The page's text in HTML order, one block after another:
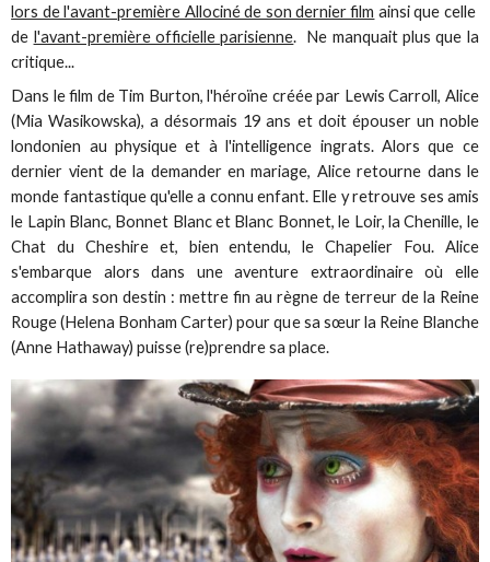
lors de l'avant-première Allociné de son dernier film ainsi que celle
de l'avant-première officielle parisienne. Ne manquait plus que la
critique...
Dans le film de Tim Burton, l'héroïne créée par Lewis Carroll, Alice
(Mia Wasikowska), a désormais 19 ans et doit épouser un noble
londonien au physique et à l'intelligence ingrats. Alors que ce
dernier vient de la demander en mariage, Alice retourne dans le
monde fantastique qu'elle a connu enfant. Elle y retrouve ses amis
le Lapin Blanc, Bonnet Blanc et Blanc Bonnet, le Loir, la Chenille, le
Chat du Cheshire et, bien entendu, le Chapelier Fou. Alice
s'embarque alors dans une aventure extraordinaire où elle
accomplira son destin : mettre fin au règne de terreur de la Reine
Rouge (Helena Bonham Carter) pour que sa sœur la Reine Blanche
(Anne Hathaway) puisse (re)prendre sa place.